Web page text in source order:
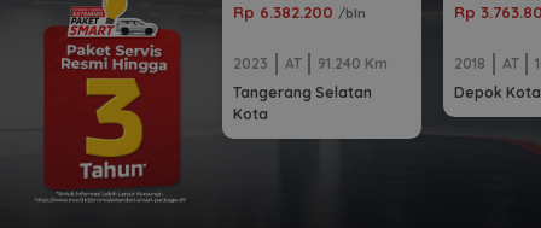
Rp 6.382.200 /bln
2023 AT
91.240 Km
Tangerang Selatan
Kota
Rp
2018 AT
Depok Kota